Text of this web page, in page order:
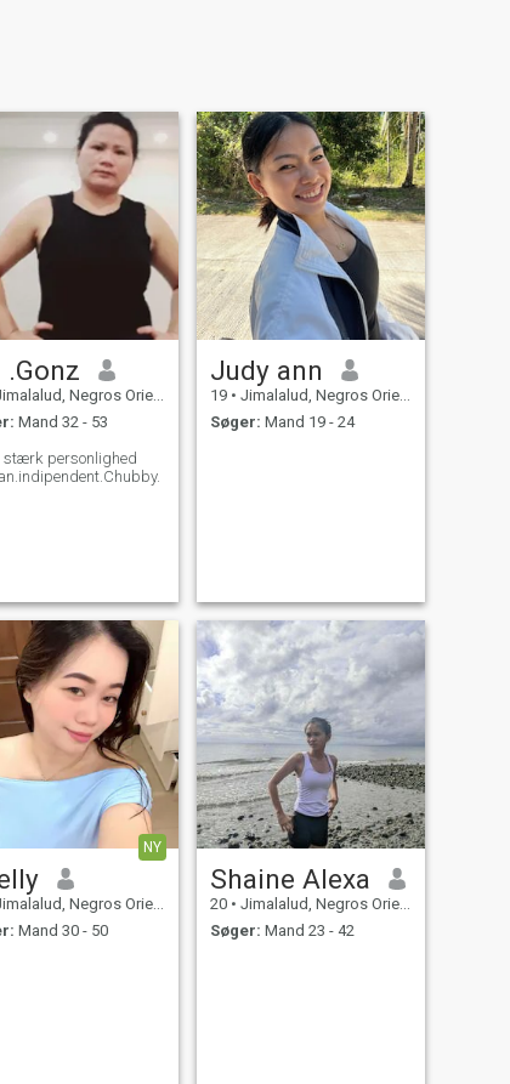
Negros Oriental, Filippinerne
Mand 32 - 53
stærk personlighed
Judy ann
19 • Jimalalud, Negros Oriental, Filippinerne
Søger: Mand 19 - 24
NY
Negros Oriental, Filippinerne
Mand 30 - 50
Shaine Alexa
20 • Jimalalud, Negros Oriental, Filippinerne
Søger: Mand 23 - 42